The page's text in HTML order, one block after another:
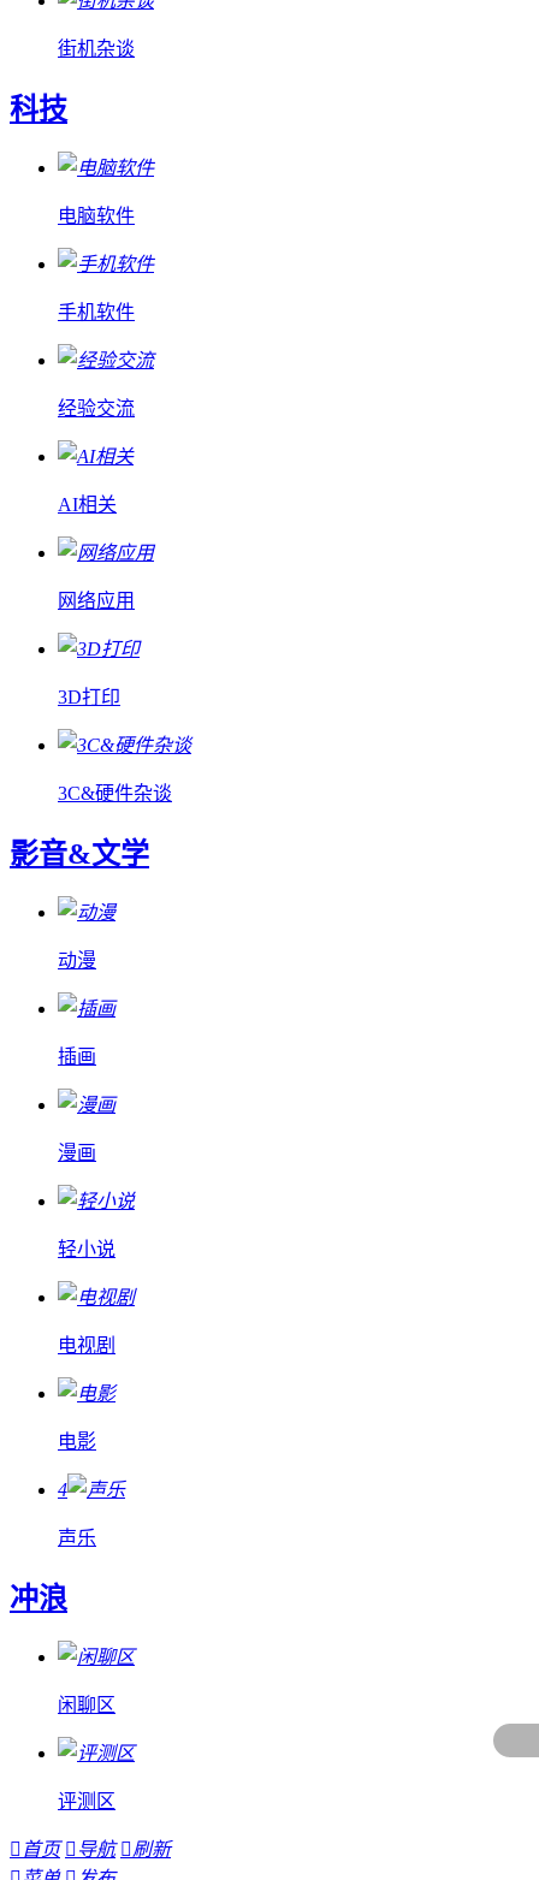
街机杂谈
科技
电脑软件
手机软件
经验交流
AI相关
网络应用
3D打印
3C&硬件杂谈
影音&文学
动漫
插画
漫画
轻小说
电视剧
电影
4
声乐
冲浪
闲聊区
评测区
 首页  导航 刷新